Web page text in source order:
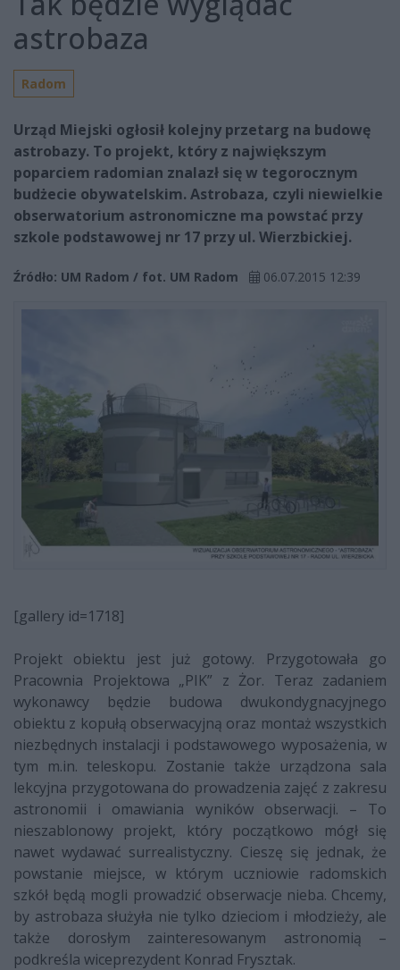
astrobaza
Radom
Urząd Miejski ogłosił kolejny przetarg na budowę
astrobazy. To projekt, który z największym
poparciem radomian znalazł się w tegorocznym
budżecie obywatelskim. Astrobaza, czyli niewielkie
obserwatorium astronomiczne ma powstać przy
szkole podstawowej nr 17 przy ul. Wierzbickiej.
Źródło: UM Radom / fot. UM Radom 06.07.2015 12:39
[gallery id=1718]
Projekt obiektu jest już gotowy. Przygotowała go
Pracownia Projektowa „PIK” z Żor. Teraz zadaniem
wykonawcy będzie budowa dwukondygnacyjnego
obiektu z kopułą obserwacyjną oraz montaż wszystkich
niezbędnych instalacji i podstawowego wyposażenia, w
tym m.in. teleskopu. Zostanie także urządzona sala
lekcyjna przygotowana do prowadzenia zajęć z zakresu
astronomii i omawiania wyników obserwacji. – To
nieszablonowy projekt, który początkowo mógł się
nawet wydawać surrealistyczny. Cieszę się jednak, że
powstanie miejsce, w którym uczniowie radomskich
szkół będą mogli prowadzić obserwacje nieba. Chcemy,
by astrobaza służyła nie tylko dzieciom i młodzieży, ale
także dorosłym zainteresowanym astronomią –
podkreśla wiceprezydent Konrad Frysztak.